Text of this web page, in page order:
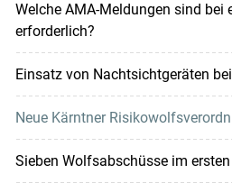
Welche AMA-Meldungen sind bei
erforderlich?
Einsatz von Nachtsichtgeräten
Neue Kärntner
Sieben Wolfsabschüsse im